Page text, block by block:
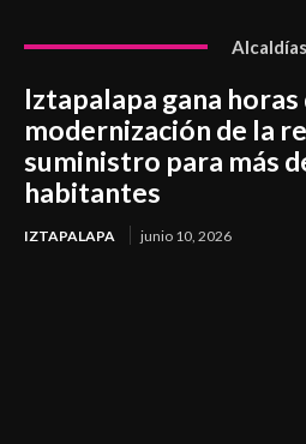
Alcaldías
Iztapalapa gana horas
modernización de la
suministro para más
habitantes
IZTAPALAPA junio 10, 2026